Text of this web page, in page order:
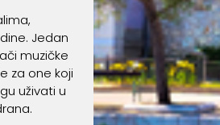
Jedan
muzičke
za one koji
uživati u